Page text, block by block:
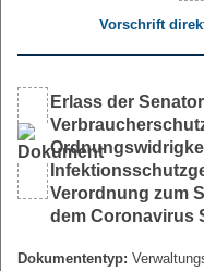
Vorschrift
Erlass der
Verordnung zum
dem Coronavirus
Dokumententyp: